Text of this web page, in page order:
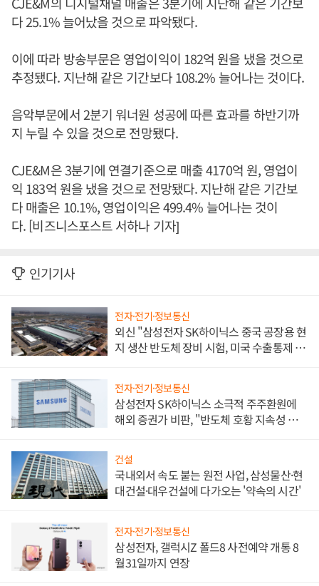
다 25.1% 늘어났을 것으로 파악됐다.
이에 따라 방송부문은 영업이익이 182억 원을 냈을 것으로
추정됐다. 지난해 같은 기간보다 108.2% 늘어나는 것이다.
음악부문에서 2분기 워너원 성공에 따른 효과를 하반기까
지 누릴 수 있을 것으로 전망됐다.
CJE&M은 3분기에 연결기준으로 매출 4170억 원, 영업이
익 183억 원을 냈을 것으로 전망됐다. 지난해 같은 기간보
다 매출은 10.1%, 영업이익은 499.4% 늘어나는 것이
다. [비즈니스포스트 서하나 기자]
인기기사
전자·전기·정보통신
외신 "삼성전자 SK하이닉스 중국 공장용 현
지 생산 반도체 장비 시험, 미국 수출통제 대
전자·전기·정보통신
삼성전자 SK하이닉스 소극적 주주환원에
해외 증권가 비판, "반도체 호황 지속성 의
건설
국내외서 속도 붙는 원전 사업, 삼성물산·현
대건설·대우건설에 다가오는 '약속의 시간'
전자·전기·정보통신
삼성전자, 갤럭시Z 폴드8 사전예약 개통 8
월31일까지 연장